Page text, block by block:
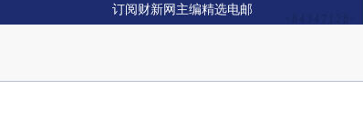
订阅财新网主编精选电邮